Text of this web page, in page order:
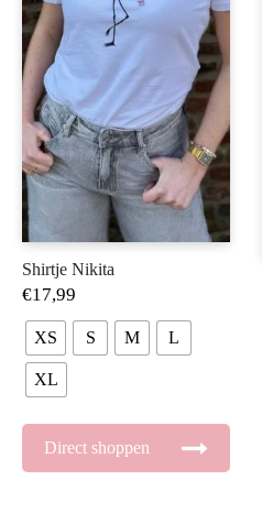
Shirtje Nikita
€17,99
XS S M L
XL
Direct shoppen